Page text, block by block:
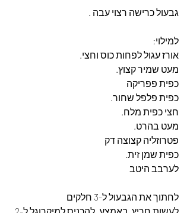
גבעול כרישה רצוי עבה .
למילוי:
אורז עגול לפחות כוס וחצי.
מעט שמיר קצוץ.
כפית פפריקה
כפית פלפל שחור.
חצי כפית מלח.
מעט בהרט.
פטרוזליה קצוצה דק
כפית שמן זית.
לערבב היטב
לחתוך את הגבעול ל-3 חלקים